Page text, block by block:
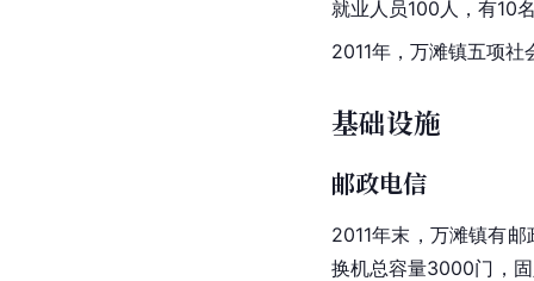
就业人员100人，有10
2011年，万滩镇五项
基础设施
邮政电信
2011年末，万滩镇有
换机总容量3000门，